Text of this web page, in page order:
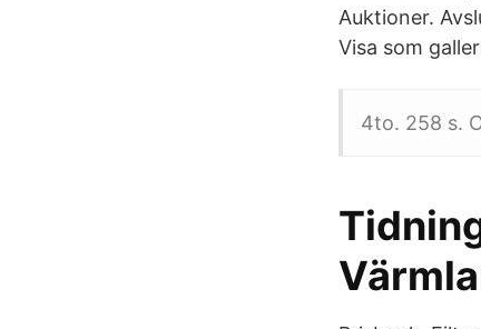
Auktioner.
Visa som
4to. 258 s.